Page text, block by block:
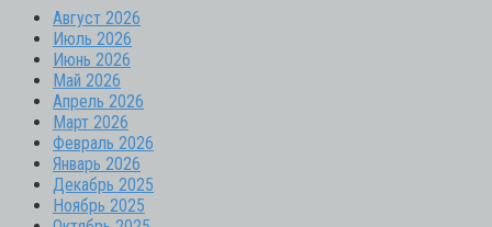
Август 2026
Июль 2026
Июнь 2026
Май 2026
Апрель 2026
Март 2026
Февраль 2026
Январь 2026
Декабрь 2025
Ноябрь 2025